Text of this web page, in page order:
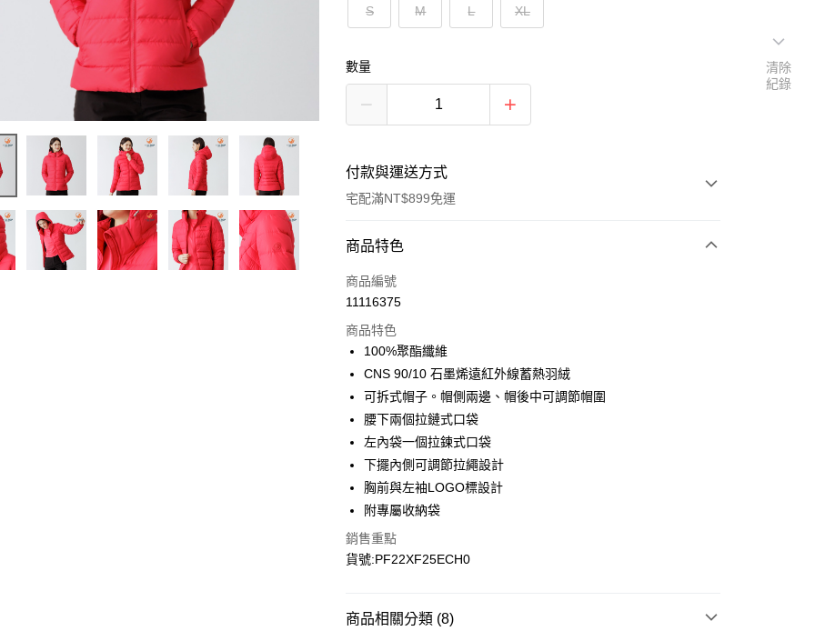
S M L XL
數量
付款與運送方式
宅配滿NT$899免運
付款方式
信用卡一次付款
Apple Pay
悠遊付
Google Pay
運送方式
宅配
每筆NT$90，滿NT$899(含以上)免運費
宅配(離島)
商品特色
商品編號
11116375
商品特色
100%聚酯纖維
CNS 90/10 石墨烯遠紅外線蓄熱羽絨
可拆式帽子。帽側兩邊、帽後中可調節帽圍
腰下兩個拉鏈式口袋
左內袋一個拉鍊式口袋
下擺內側可調節拉繩設計
胸前與左袖LOGO標設計
附專屬收納袋
銷售重點
貨號:PF22XF25ECH0
商品相關分類 (8)
清除
紀錄